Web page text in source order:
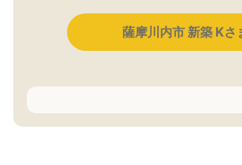
薩摩川内市 新築 Kさ